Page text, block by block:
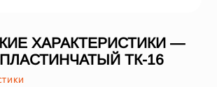
ХАРАКТЕРИСТИКИ —
ТК-16